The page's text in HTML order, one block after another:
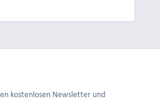
kostenlosen Newsletter und